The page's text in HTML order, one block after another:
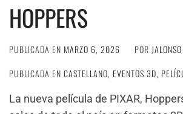
HOPPERS
PUBLICADA EN MARZO 6, 2026 POR JALONSO
PUBLICADA EN CASTELLANO, EVENTOS 3D,
La nueva película de PIXAR,